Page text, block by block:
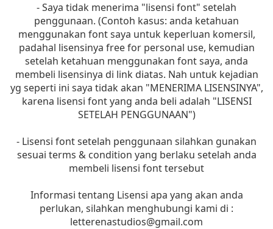
- Saya tidak menerima "lisensi font" setelah
penggunaan. (Contoh kasus: anda ketahuan
menggunakan font saya untuk keperluan komersil,
padahal lisensinya free for personal use, kemudian
setelah ketahuan menggunakan font saya, anda
membeli lisensinya di link diatas. Nah untuk kejadian
yg seperti ini saya tidak akan "MENERIMA LISENSINYA",
karena lisensi font yang anda beli adalah "LISENSI
SETELAH PENGGUNAAN")
- Lisensi font setelah penggunaan silahkan gunakan
sesuai terms & condition yang berlaku setelah anda
membeli lisensi font tersebut
Informasi tentang Lisensi apa yang akan anda
perlukan, silahkan menghubungi kami di :
letterenastudios@gmail.com